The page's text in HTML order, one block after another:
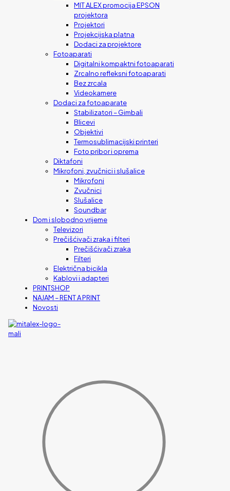
MIT ALEX promocija EPSON
projektora
Projektori
Projekcijska platna
Dodaci za projektore
Fotoaparati
Digitalni kompaktni fotoaparati
Zrcalno refleksni fotoaparati
Bez zrcala
Videokamere
Dodaci za fotoaparate
Stabilizatori – Gimbali
Blicevi
Objektivi
Termosublimacijski printeri
Foto pribor i oprema
Diktafoni
Mikrofoni, zvučnici i slušalice
Mikrofoni
Zvučnici
Slušalice
Soundbar
Dom i slobodno vrijeme
Televizori
Prečišćivači zraka i filteri
Prečišćivači zraka
Filteri
Električna bicikla
Kablovi i adapteri
PRINTSHOP
NAJAM – RENT A PRINT
Novosti